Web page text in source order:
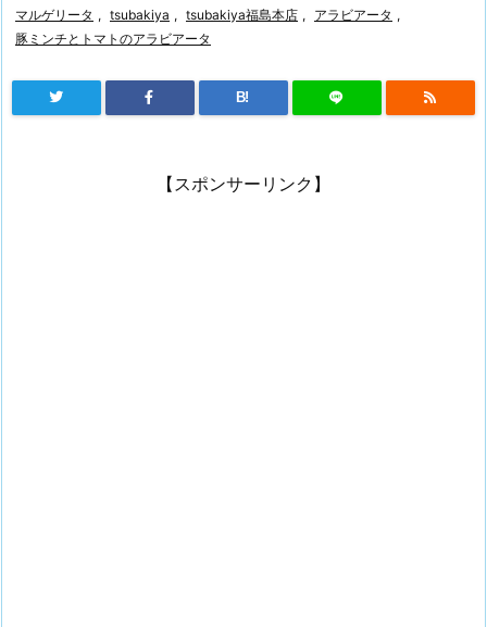
マルゲリータ , tsubakiya , tsubakiya福島本店 , アラビアータ ,
豚ミンチとトマトのアラビアータ
B!
【スポンサーリンク】